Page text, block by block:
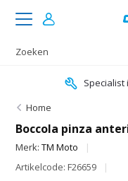
Specialist
Home
Boccola pinza
Merk:TM Moto
Artikelcode: F26659